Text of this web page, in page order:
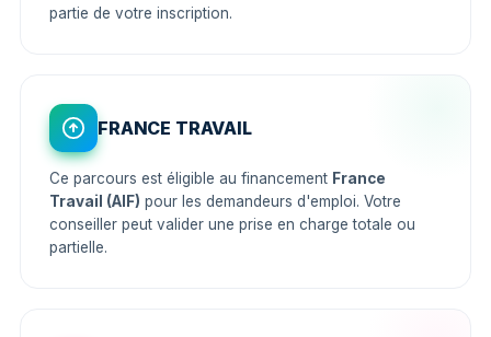
partie de votre inscription.
FRANCE TRAVAIL
Ce parcours est éligible au financement France
Travail (AIF) pour les demandeurs d'emploi. Votre
conseiller peut valider une prise en charge totale ou
partielle.